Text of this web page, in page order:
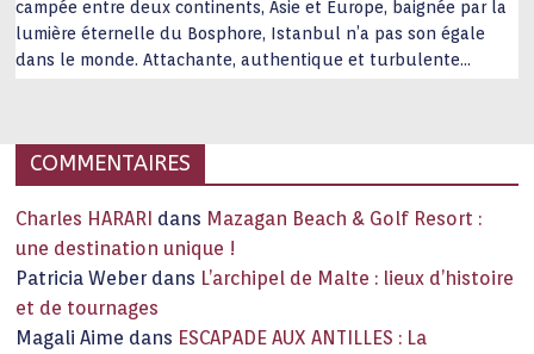
campée entre deux continents, Asie et Europe, baignée par la
lumière éternelle du Bosphore, Istanbul n’a pas son égale
dans le monde. Attachante, authentique et turbulente
COMMENTAIRES
Charles HARARI dans Mazagan Beach & Golf Resort :
une destination unique !
Patricia Weber dans L’archipel de Malte : lieux d’histoire
et de tournages
Magali Aime dans ESCAPADE AUX ANTILLES : La